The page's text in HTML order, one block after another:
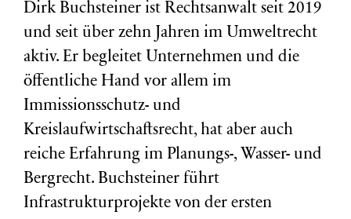
Dirk Buchsteiner ist Rechtsanwalt seit 2019
und seit über zehn Jahren im Umweltrecht
aktiv. Er begleitet Unternehmen und die
öffentliche Hand vor allem im
Immissionsschutz- und
Kreislaufwirtschaftsrecht, hat aber auch
reiche Erfahrung im Planungs-, Wasser- und
Bergrecht. Buchsteiner führt
Infrastrukturprojekte von der ersten